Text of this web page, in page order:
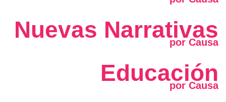
Nuevas Narrativas
Educación